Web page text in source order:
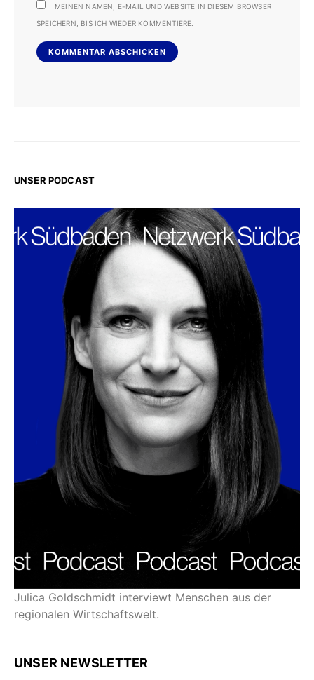
MEINEN NAMEN, E-MAIL UND WEBSITE IN DIESEM BROWSER
SPEICHERN, BIS ICH WIEDER KOMMENTIERE.
UNSER PODCAST
Julica Goldschmidt interviewt Menschen aus der
regionalen Wirtschaftswelt.
UNSER NEWSLETTER